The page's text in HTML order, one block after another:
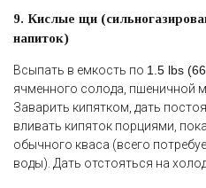
9. Кислые щи
напиток)
Всыпать в емкость по 1.5 lbs
ячменного солода, пшеничной
Заварить кипятком, дать
вливать кипяток порциями,
обычного кваса (всего
воды). Дать отстояться на